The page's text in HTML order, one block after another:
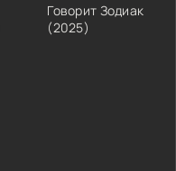
Говорит Зодиак
(2025)